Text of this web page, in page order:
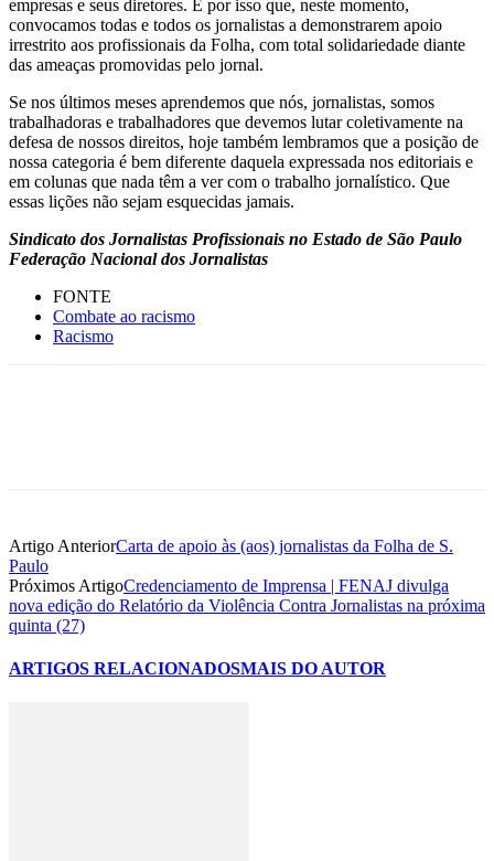
empresas e seus diretores. É por isso que, neste momento,
convocamos todas e todos os jornalistas a demonstrarem apoio
irrestrito aos profissionais da Folha, com total solidariedade diante
das ameaças promovidas pelo jornal.
Se nos últimos meses aprendemos que nós, jornalistas, somos
trabalhadoras e trabalhadores que devemos lutar coletivamente na
defesa de nossos direitos, hoje também lembramos que a posição de
nossa categoria é bem diferente daquela expressada nos editoriais e
em colunas que nada têm a ver com o trabalho jornalístico. Que
essas lições não sejam esquecidas jamais.
Sindicato dos Jornalistas Profissionais no Estado de São Paulo
Federação Nacional dos Jornalistas
FONTE
Combate ao racismo
Racismo
Artigo AnteriorCarta de apoio às (aos) jornalistas da Folha de S.
Paulo
Próximos ArtigoCredenciamento de Imprensa | FENAJ divulga
nova edição do Relatório da Violência Contra Jornalistas na próxima
quinta (27)
ARTIGOS RELACIONADOSMAIS DO AUTOR